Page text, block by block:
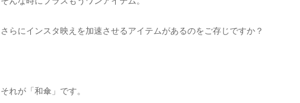
さらにインスタ映えを加速させるアイテムがあるのをご存じですか？
それが「和傘」です。